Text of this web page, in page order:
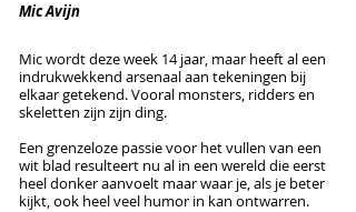
Mic Avijn
Mic wordt deze week 14 jaar, maar heeft al een
indrukwekkend arsenaal aan tekeningen bij
elkaar getekend. Vooral monsters, ridders en
skeletten zijn zijn ding.
Een grenzeloze passie voor het vullen van een
wit blad resulteert nu al in een wereld die eerst
heel donker aanvoelt maar waar je, als je beter
kijkt, ook heel veel humor in kan ontwarren.